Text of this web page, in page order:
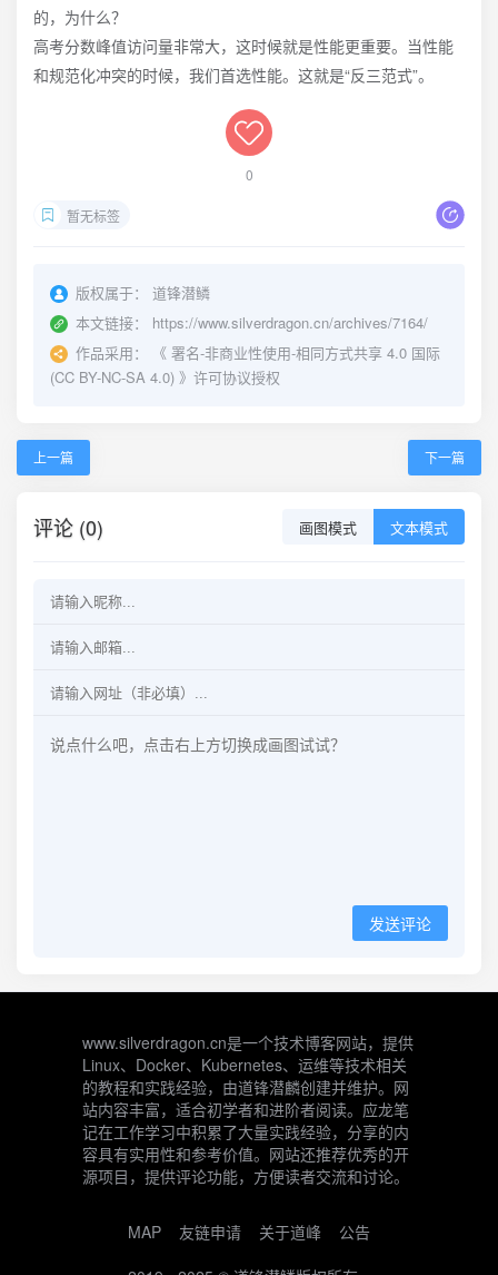
的，为什么？
高考分数峰值访问量非常大，这时候就是性能更重要。当性能
和规范化冲突的时候，我们首选性能。这就是“反三范式”。
0
暂无标签
版权属于：
道锋潜鳞
本文链接：
https://www.silverdragon.cn/archives/7164/
作品采用：
《 署名-非商业性使用-相同方式共享 4.0 国际
(CC BY-NC-SA 4.0) 》许可协议授权
上一篇 下一篇
评论 (0) 画图模式 文本模式
发送评论
www.silverdragon.cn是一个技术博客网站，提供
Linux、Docker、Kubernetes、运维等技术相关
的教程和实践经验，由道锋潜麟创建并维护。网
站内容丰富，适合初学者和进阶者阅读。应龙笔
记在工作学习中积累了大量实践经验，分享的内
容具有实用性和参考价值。网站还推荐优秀的开
源项目，提供评论功能，方便读者交流和讨论。
MAP 友链申请 关于道峰
公告